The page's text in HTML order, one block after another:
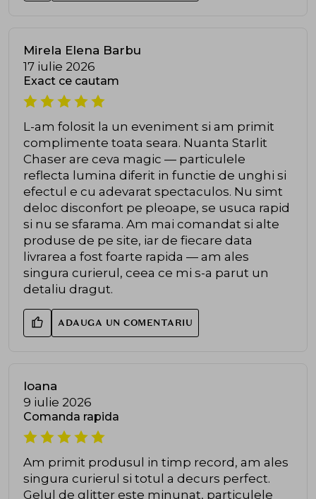
Mirela Elena Barbu
17 iulie 2026
Exact ce cautam
L-am folosit la un eveniment si am primit
complimente toata seara. Nuanta Starlit
Chaser are ceva magic — particulele
reflecta lumina diferit in functie de unghi si
efectul e cu adevarat spectaculos. Nu simt
deloc disconfort pe pleoape, se usuca rapid
si nu se sfarama. Am mai comandat si alte
produse de pe site, iar de fiecare data
livrarea a fost foarte rapida — am ales
singura curierul, ceea ce mi s-a parut un
detaliu dragut.
ADAUGA UN COMENTARIU
Ioana
9 iulie 2026
Comanda rapida
Am primit produsul in timp record, am ales
singura curierul si totul a decurs perfect.
Gelul de glitter este minunat, particulele